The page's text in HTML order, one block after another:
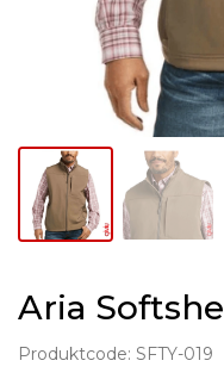
Aria
Produktcode: SFTY-019